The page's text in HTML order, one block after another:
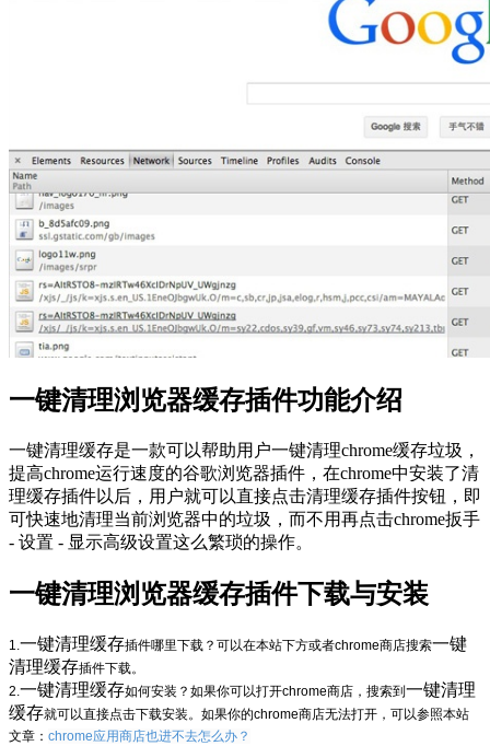
一键清理浏览器缓存插件功能介绍
一键清理缓存是一款可以帮助用户一键清理chrome缓存垃圾，
提高chrome运行速度的谷歌浏览器插件，在chrome中安装了清
理缓存插件以后，用户就可以直接点击清理缓存插件按钮，即
可快速地清理当前浏览器中的垃圾，而不用再点击chrome扳手
- 设置 - 显示高级设置这么繁琐的操作。
一键清理浏览器缓存插件下载与安装
1.一键清理缓存插件哪里下载？可以在本站下方或者chrome商店搜索一键
清理缓存插件下载。
2.一键清理缓存如何安装？如果你可以打开chrome商店，搜索到 一键清理
缓存就可以直接点击下载安装。如果你的chrome商店无法打开，可以参照本站
文章： chrome应用商店也进不去怎么办？